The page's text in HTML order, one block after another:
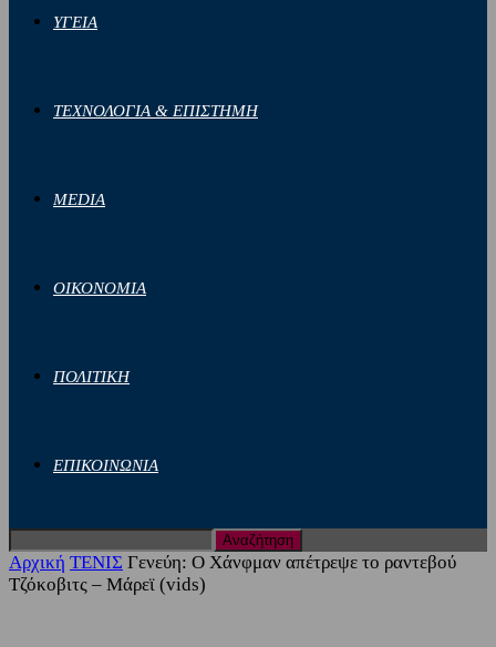
ΥΓΕΙΑ
ΤΕΧΝΟΛΟΓΙΑ & ΕΠΙΣΤΗΜΗ
MEDIA
ΟΙΚΟΝΟΜΙΑ
ΠΟΛΙΤΙΚΗ
ΕΠΙΚΟΙΝΩΝΙΑ
Αρχική ΤΕΝΙΣ Γενεύη: Ο Χάνφμαν απέτρεψε το ραντεβού
Τζόκοβιτς – Μάρεϊ (vids)